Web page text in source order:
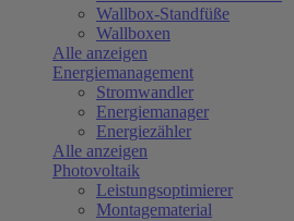
Wallbox-Standfüße
Wallboxen
Alle anzeigen
Energiemanagement
Stromwandler
Energiemanager
Energiezähler
Alle anzeigen
Photovoltaik
Leistungsoptimierer
Montagematerial